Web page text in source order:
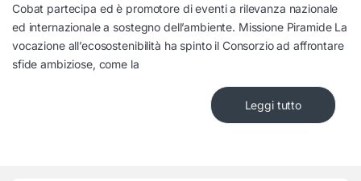
Cobat partecipa ed è promotore di eventi a rilevanza nazionale
ed internazionale a sostegno dell’ambiente. Missione Piramide La
vocazione all’ecosostenibilità ha spinto il Consorzio ad affrontare
sfide ambiziose, come la
Leggi tutto